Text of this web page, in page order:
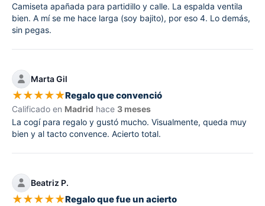
Camiseta apañada para partidillo y calle. La espalda ventila
bien. A mí se me hace larga (soy bajito), por eso 4. Lo demás,
sin pegas.
Marta Gil
★★★★★Regalo que convenció
Calificado en Madrid hace 3 meses
La cogí para regalo y gustó mucho. Visualmente, queda muy
bien y al tacto convence. Acierto total.
Beatriz P.
★★★★★Regalo que fue un acierto